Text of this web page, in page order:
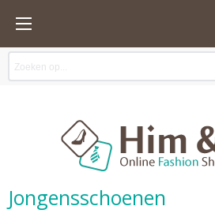
Jongensschoenen